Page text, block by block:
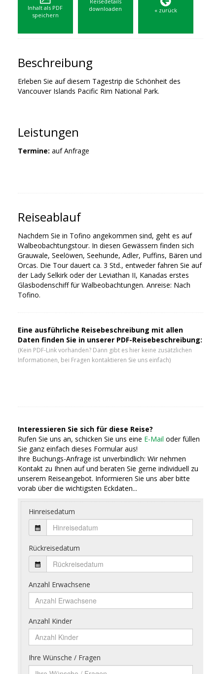
Inhalt als PDF
speichern
downloaden
« zurück
Beschreibung
Erleben Sie auf diesem Tagestrip die Schönheit des
Vancouver Islands Pacific Rim National Park.
Leistungen
Termine: auf Anfrage
Reiseablauf
Nachdem Sie in Tofino angekommen sind, geht es auf
Walbeobachtungstour. In diesen Gewässern finden sich
Grauwale, Seelöwen, Seehunde, Adler, Puffins, Bären und
Orcas. Die Tour dauert ca. 3 Std., entweder fahren Sie auf
der Lady Selkirk oder der Leviathan II, Kanadas erstes
Glasbodenschiff für Walbeobachtungen. Anreise: Nach
Tofino.
Eine ausführliche Reisebeschreibung mit allen
Daten finden Sie in unserer PDF-Reisebeschreibung:
(Kein PDF-Link vorhanden? Dann gibt es hier keine zusätzlichen
Informationen, bei Fragen kontaktieren Sie uns einfach)
Interessieren Sie sich für diese Reise?
Rufen Sie uns an, schicken Sie uns eine E-Mail oder füllen
Sie ganz einfach dieses Formular aus!
Ihre Buchungs-Anfrage ist unverbindlich: Wir nehmen
Kontakt zu Ihnen auf und beraten Sie gerne individuell zu
unserem Reiseangebot. Informieren Sie uns aber bitte
vorab über die wichtigsten Eckdaten...